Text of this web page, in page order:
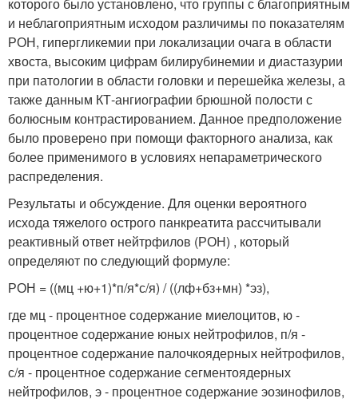
и неблагоприятным исходом различимы по показателям
РОН, гипергликемии при локализации очага в области
хвоста, высоким цифрам билирубинемии и диастазурии
при патологии в области головки и перешейка железы, а
также данным КТ-ангиографии брюшной полости с
болюсным контрастированием. Данное предположение
было проверено при помощи факторного анализа, как
более применимого в условиях непараметрического
распределения.
Результаты и обсуждение. Для оценки вероятного
исхода тяжелого острого панкреатита рассчитывали
реактивный ответ нейтрфилов (РОН) , который
определяют по следующий формуле:
РОН = ((мц +ю+1)*п/я*с/я) / ((лф+бз+мн) *эз),
где мц - процентное содержание миелоцитов, ю -
процентное содержание юных нейтрофилов, п/я -
процентное содержание палочкоядерных нейтрофилов,
с/я - процентное содержание сегментоядерных
нейтрофилов, э - процентное содержание эозинофилов,